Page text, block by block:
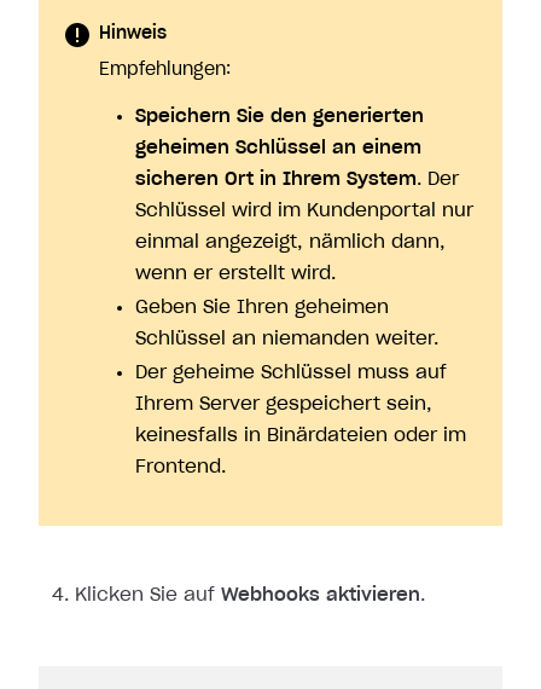
Hinweis
Empfehlungen:
Speichern Sie den generierten
geheimen Schlüssel an einem
sicheren Ort in Ihrem System. Der
Schlüssel wird im Kundenportal nur
einmal angezeigt, nämlich dann,
wenn er erstellt wird.
Geben Sie Ihren geheimen
Schlüssel an niemanden weiter.
Der geheime Schlüssel muss auf
Ihrem Server gespeichert sein,
keinesfalls in Binärdateien oder im
Frontend.
Klicken Sie auf Webhooks aktivieren.